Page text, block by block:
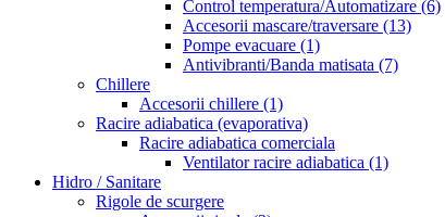
Control temperatura/Automatizare (6)
Accesorii mascare/traversare (13)
Pompe evacuare (1)
Antivibranti/Banda matisata (7)
Chillere
Accesorii chillere (1)
Racire adiabatica (evaporativa)
Racire adiabatica comerciala
Ventilator racire adiabatica (1)
Hidro / Sanitare
Rigole de scurgere